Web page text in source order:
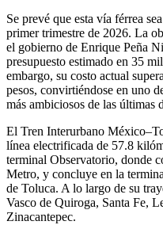
Se prevé que esta vía férrea
primer trimestre de 2026. La
el gobierno de Enrique Peña
presupuesto estimado en 35
embargo, su costo actual
pesos, convirtiéndose en uno
más ambiciosos de las últimas
El Tren Interurbano
línea electrificada de 57.8
terminal Observatorio, donde
Metro, y concluye en la
de Toluca. A lo largo de su
Vasco de Quiroga, Santa Fe,
Zinacantepec.